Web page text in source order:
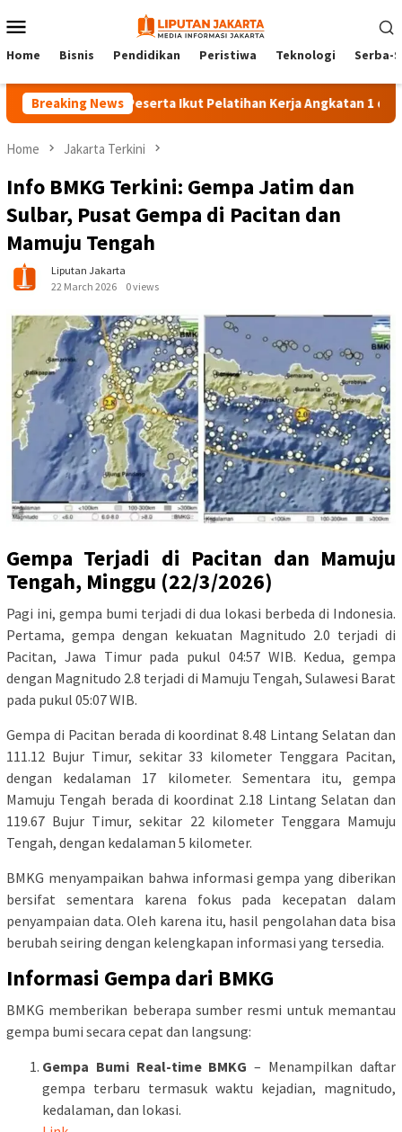
to
Menu
Home Bisnis Pendidikan Peristiwa Teknologi Serba-
Breaking News
140 Peserta Ikut Pelatihan Kerja Angkatan 1 di PPKD
Home Jakarta Terkini
Info BMKG Terkini: Gempa Jatim dan
Sulbar, Pusat Gempa di Pacitan dan
Mamuju Tengah
Liputan Jakarta
22 March 2026
0 views
Gempa Terjadi di Pacitan dan Mamuju
Tengah, Minggu (22/3/2026)
Pagi ini, gempa bumi terjadi di dua lokasi berbeda di Indonesia.
Pertama, gempa dengan kekuatan Magnitudo 2.0 terjadi di
Pacitan, Jawa Timur pada pukul 04:57 WIB. Kedua, gempa
dengan Magnitudo 2.8 terjadi di Mamuju Tengah, Sulawesi Barat
pada pukul 05:07 WIB.
Gempa di Pacitan berada di koordinat 8.48 Lintang Selatan dan
111.12 Bujur Timur, sekitar 33 kilometer Tenggara Pacitan,
dengan kedalaman 17 kilometer. Sementara itu, gempa
Mamuju Tengah berada di koordinat 2.18 Lintang Selatan dan
119.67 Bujur Timur, sekitar 22 kilometer Tenggara Mamuju
Tengah, dengan kedalaman 5 kilometer.
BMKG menyampaikan bahwa informasi gempa yang diberikan
bersifat sementara karena fokus pada kecepatan dalam
penyampaian data. Oleh karena itu, hasil pengolahan data bisa
berubah seiring dengan kelengkapan informasi yang tersedia.
Informasi Gempa dari BMKG
BMKG memberikan beberapa sumber resmi untuk memantau
gempa bumi secara cepat dan langsung:
Gempa Bumi Real-time BMKG – Menampilkan daftar
gempa terbaru termasuk waktu kejadian, magnitudo,
kedalaman, dan lokasi.